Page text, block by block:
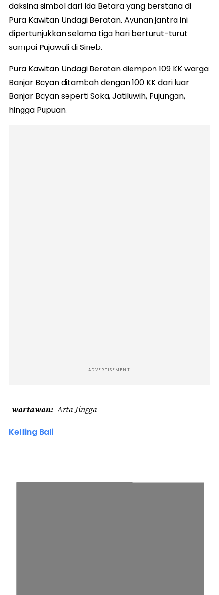
daksina simbol dari Ida Betara yang berstana di
Pura Kawitan Undagi Beratan. Ayunan jantra ini
dipertunjukkan selama tiga hari berturut-turut
sampai Pujawali di Sineb.
Pura Kawitan Undagi Beratan diempon 109 KK warga
Banjar Bayan ditambah dengan 100 KK dari luar
Banjar Bayan seperti Soka, Jatiluwih, Pujungan,
hingga Pupuan.
ADVERTISEMENT
wartawan Arta Jingga
Keliling Bali